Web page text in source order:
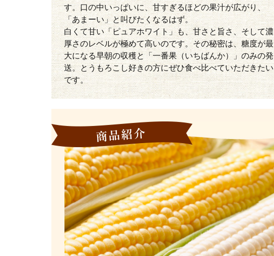
す。口の中いっぱいに、甘すぎるほどの果汁が広がり、
「あまーい」と叫びたくなるはず。
白くて甘い「ピュアホワイト」も、甘さと旨さ、そして濃
厚さのレベルが極めて高いのです。その秘密は、糖度が最
大になる早朝の収穫と「一番果（いちばんか）」のみの発
送。とうもろこし好きの方にぜひ食べ比べていただきたい
です。